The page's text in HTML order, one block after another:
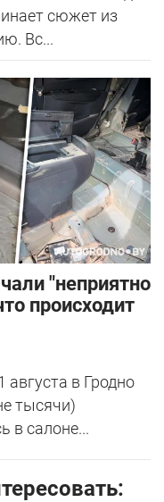
сюжет из
Вс...
"неприятно
происходит
в Гродно
тысячи)
в салоне...